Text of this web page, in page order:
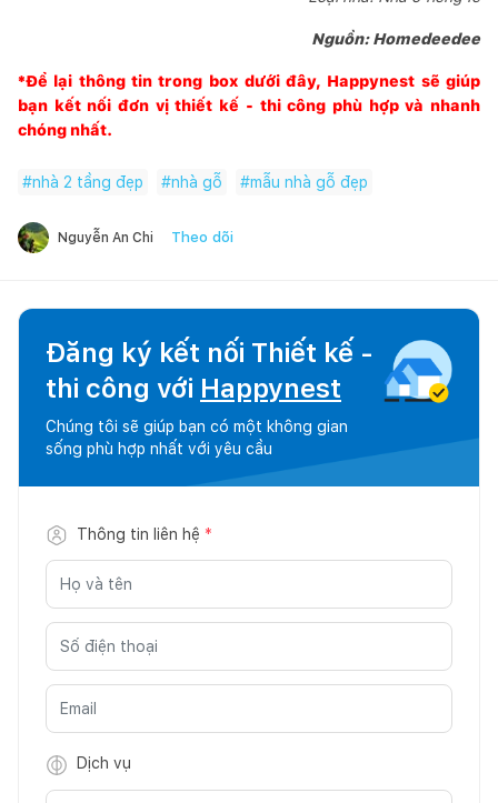
Nguồn: Homedeedee
*Để lại thông tin trong box dưới đây, Happynest sẽ giúp
bạn kết nối đơn vị thiết kế - thi công phù hợp và nhanh
chóng nhất.
#nhà 2 tầng đẹp #nhà gỗ #mẫu nhà gỗ đẹp
Nguyễn An Chi Theo dõi
Đăng ký kết nối Thiết kế -
thi công với Happynest
Chúng tôi sẽ giúp bạn có một không gian
sống phù hợp nhất với yêu cầu
Thông tin liên hệ *
Dịch vụ